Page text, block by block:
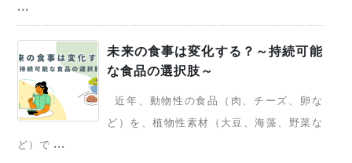
...
未来の食事は変化する？～持続可能
な食品の選択肢～
近年、動物性の食品（肉、チーズ、卵な
ど）を、植物性素材（大豆、海藻、野菜な
ど）で ...